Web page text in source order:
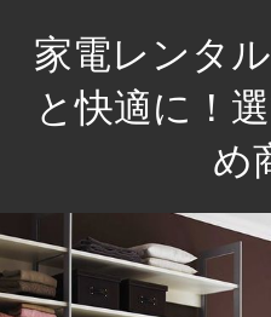
ス
キ
ッ
家電レンタ
と快適に！
め
新
し
い
生